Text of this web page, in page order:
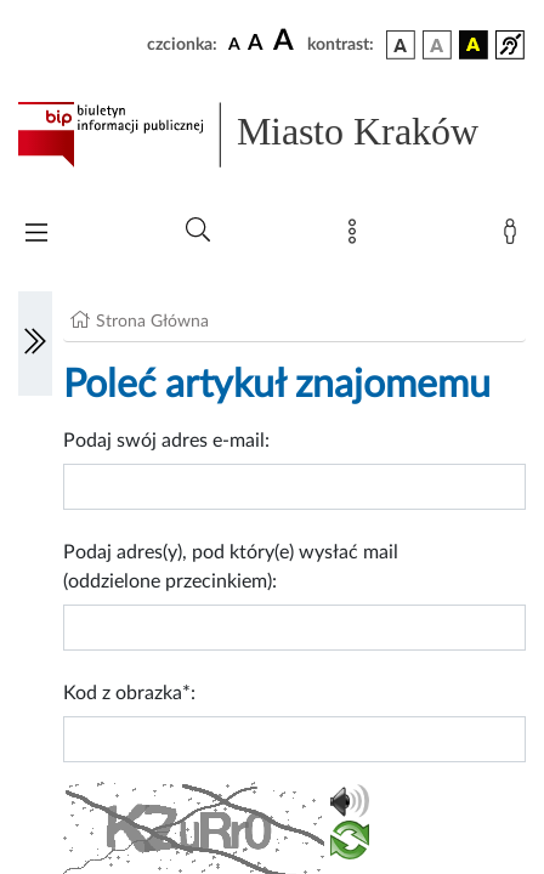
czcionka: A A A kontrast:
Miasto Kraków
Strona Główna
Poleć artykuł znajomemu
Podaj swój adres e-mail:
Podaj adres(y), pod który(e) wysłać mail
(oddzielone przecinkiem):
Kod z obrazka*: